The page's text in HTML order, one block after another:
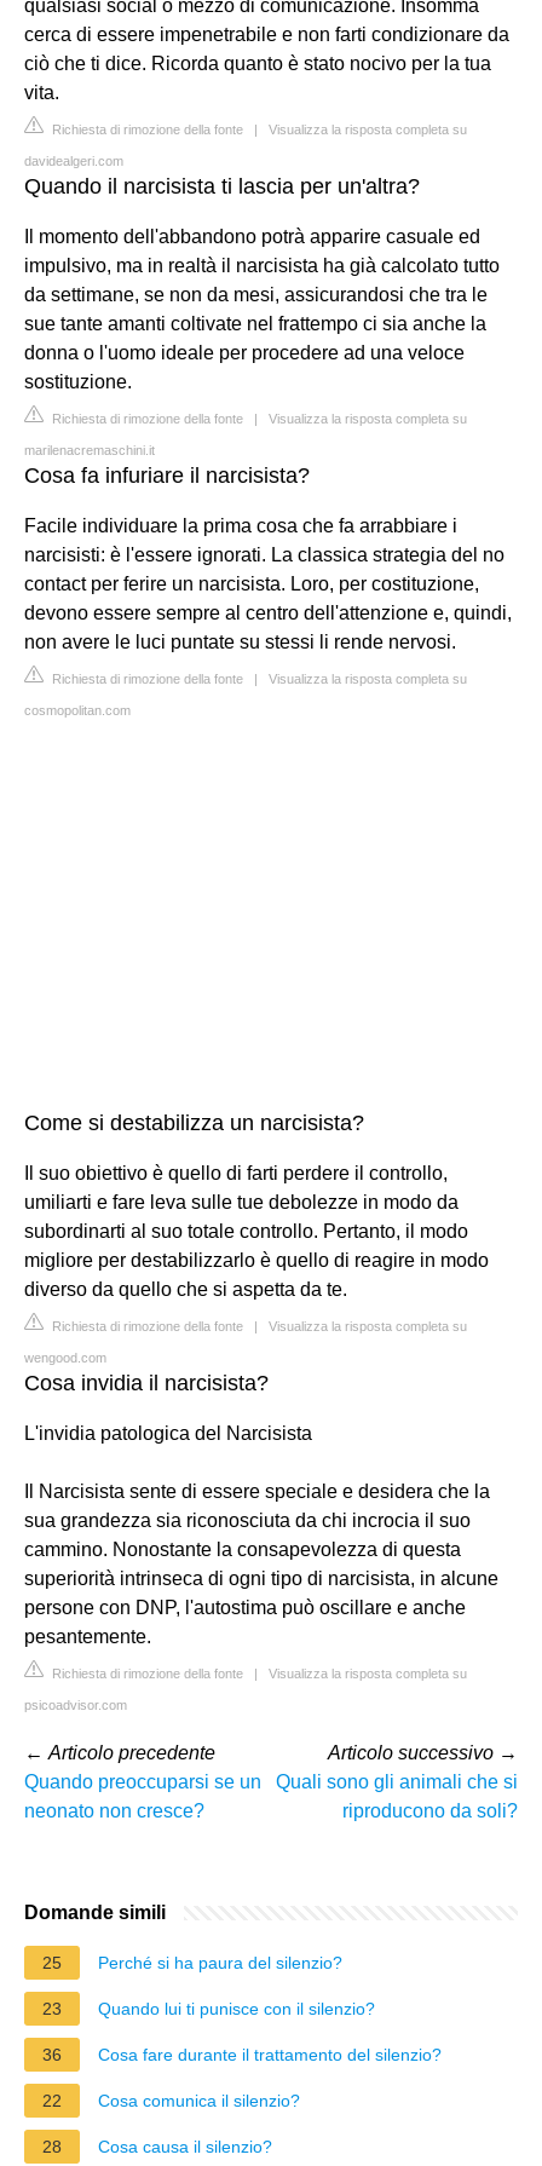
qualsiasi social o mezzo di comunicazione. Insomma
cerca di essere impenetrabile e non farti condizionare da
ciò che ti dice. Ricorda quanto è stato nocivo per la tua
vita.
Richiesta di rimozione della fonte | Visualizza la risposta completa su
davidealgeri.com
Quando il narcisista ti lascia per un'altra?
Il momento dell'abbandono potrà apparire casuale ed
impulsivo, ma in realtà il narcisista ha già calcolato tutto
da settimane, se non da mesi, assicurandosi che tra le
sue tante amanti coltivate nel frattempo ci sia anche la
donna o l'uomo ideale per procedere ad una veloce
sostituzione.
Richiesta di rimozione della fonte | Visualizza la risposta completa su
marilenacremaschini.it
Cosa fa infuriare il narcisista?
Facile individuare la prima cosa che fa arrabbiare i
narcisisti: è l'essere ignorati. La classica strategia del no
contact per ferire un narcisista. Loro, per costituzione,
devono essere sempre al centro dell'attenzione e, quindi,
non avere le luci puntate su stessi li rende nervosi.
Richiesta di rimozione della fonte | Visualizza la risposta completa su
cosmopolitan.com
Come si destabilizza un narcisista?
Il suo obiettivo è quello di farti perdere il controllo,
umiliarti e fare leva sulle tue debolezze in modo da
subordinarti al suo totale controllo. Pertanto, il modo
migliore per destabilizzarlo è quello di reagire in modo
diverso da quello che si aspetta da te.
Richiesta di rimozione della fonte | Visualizza la risposta completa su
wengood.com
Cosa invidia il narcisista?
L'invidia patologica del Narcisista
Il Narcisista sente di essere speciale e desidera che la
sua grandezza sia riconosciuta da chi incrocia il suo
cammino. Nonostante la consapevolezza di questa
superiorità intrinseca di ogni tipo di narcisista, in alcune
persone con DNP, l'autostima può oscillare e anche
pesantemente.
Richiesta di rimozione della fonte | Visualizza la risposta completa su
psicoadvisor.com
← Articolo precedente
Quando preoccuparsi se un
neonato non cresce?
Articolo successivo →
Quali sono gli animali che si
riproducono da soli?
Domande simili
25 Perché si ha paura del silenzio?
23 Quando lui ti punisce con il silenzio?
36 Cosa fare durante il trattamento del silenzio?
22 Cosa comunica il silenzio?
28 Cosa causa il silenzio?